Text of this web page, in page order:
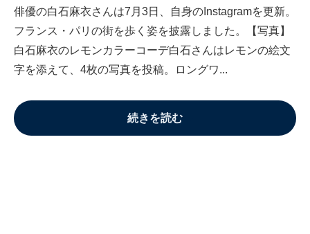
俳優の白石麻衣さんは7月3日、自身のInstagramを更新。
フランス・パリの街を歩く姿を披露しました。【写真】
白石麻衣のレモンカラーコーデ白石さんはレモンの絵文
字を添えて、4枚の写真を投稿。ロングワ...
続きを読む